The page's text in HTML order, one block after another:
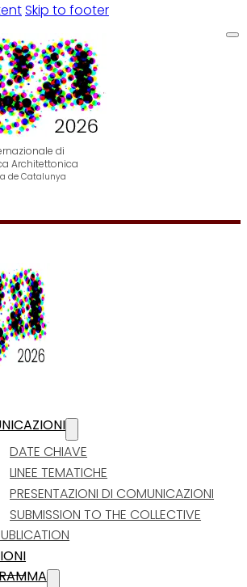
Skip to footer
di
Architettonica
de Catalunya
DATE CHIAVE
LINEE TEMATICHE
PRESENTAZIONI DI COMUNICAZIONI
SUBMISSION TO THE COLLECTIVE